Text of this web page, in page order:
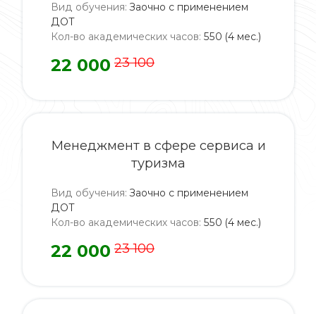
Вид обучения: Заочно с применением
ДОТ
Кол-во академических часов: 550 (4 мес.)
22 000 23 100
Менеджмент в сфере сервиса и
туризма
Вид обучения: Заочно с применением
ДОТ
Кол-во академических часов: 550 (4 мес.)
22 000 23 100